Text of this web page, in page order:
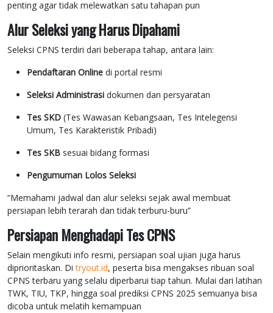
penting agar tidak melewatkan satu tahapan pun
Alur Seleksi yang Harus Dipahami
Seleksi CPNS terdiri dari beberapa tahap, antara lain:
Pendaftaran Online di portal resmi
Seleksi Administrasi dokumen dan persyaratan
Tes SKD (Tes Wawasan Kebangsaan, Tes Intelegensi
Umum, Tes Karakteristik Pribadi)
Tes SKB sesuai bidang formasi
Pengumuman Lolos Seleksi
“Memahami jadwal dan alur seleksi sejak awal membuat
persiapan lebih terarah dan tidak terburu-buru”
Persiapan Menghadapi Tes CPNS
Selain mengikuti info resmi, persiapan soal ujian juga harus
diprioritaskan. Ditryout.id, peserta bisa mengakses ribuan soal
CPNS terbaru yang selalu diperbarui tiap tahun. Mulai dari latihan
TWK, TIU, TKP, hingga soal prediksi CPNS 2025 semuanya bisa
dicoba untuk melatih kemampuan